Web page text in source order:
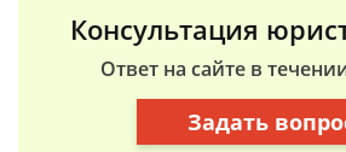
Консультация
Ответ на сайте в
Задать